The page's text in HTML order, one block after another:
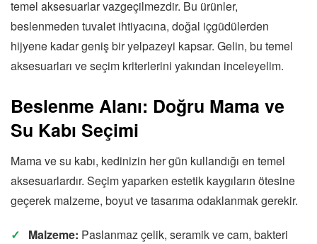
temel aksesuarlar vazgeçilmezdir. Bu ürünler,
beslenmeden tuvalet ihtiyacına, doğal içgüdülerden
hijyene kadar geniş bir yelpazeyi kapsar. Gelin, bu temel
aksesuarları ve seçim kriterlerini yakından inceleyelim.
Beslenme Alanı: Doğru Mama ve
Su Kabı Seçimi
Mama ve su kabı, kedinizin her gün kullandığı en temel
aksesuarlardır. Seçim yaparken estetik kaygıların ötesine
geçerek malzeme, boyut ve tasarıma odaklanmak gerekir.
Malzeme: Paslanmaz çelik, seramik ve cam, bakteri